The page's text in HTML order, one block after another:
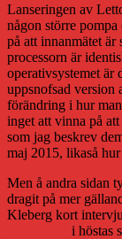
Lanseringen av
någon större pompa
på att innanmätet
processorn är
operativsystemet är
uppsnofsad version
förändring i hur
inget att vinna på
som jag beskrev
maj 2015, likaså
Men å andra sidan
dragit på mer
Kleberg kort
i höstas